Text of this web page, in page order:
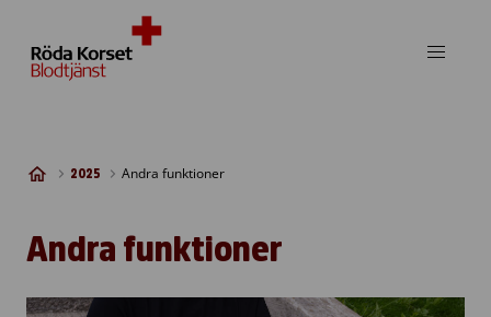
2025 Andra funktioner
Andra funktioner